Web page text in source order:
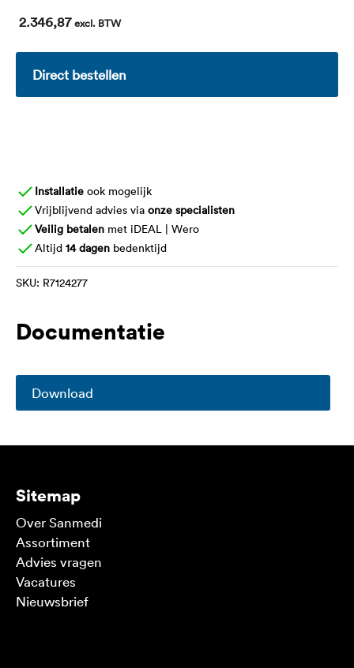
2.346,87 excl. BTW
Direct bestellen
Installatie ook mogelijk
Vrijblijvend advies via onze specialisten
Veilig betalen met iDEAL | Wero
Altijd 14 dagen bedenktijd
SKU: R7124277
Documentatie
Download
Sitemap
Over Sanmedi
Assortiment
Advies vragen
Vacatures
Nieuwsbrief